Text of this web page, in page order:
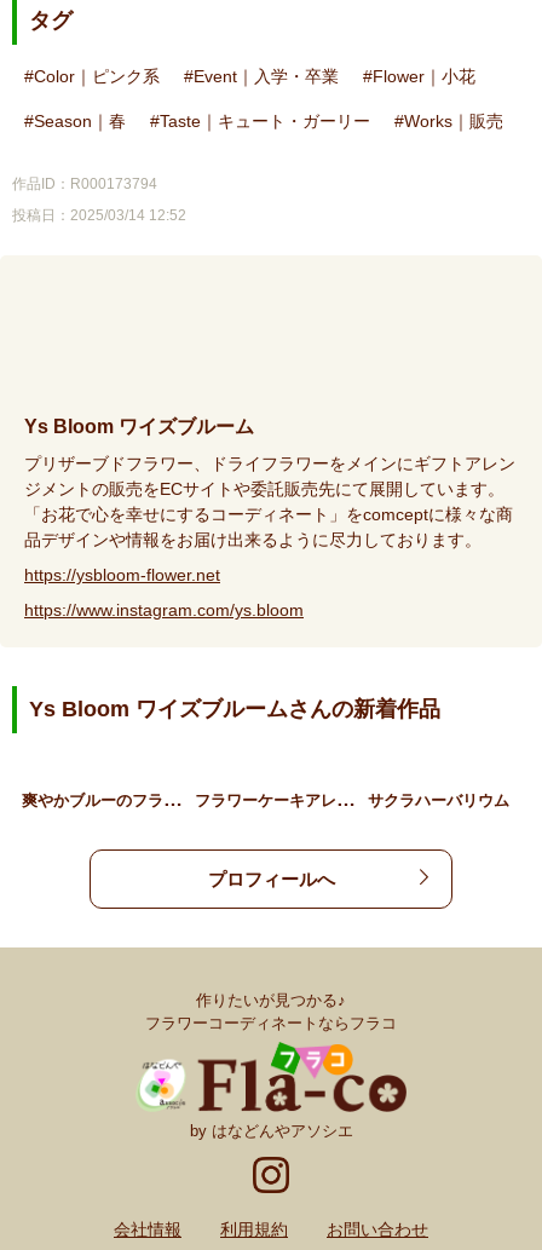
タグ
Color｜ピンク系 Event｜入学・卒業 Flower｜小花
Season｜春 Taste｜キュート・ガーリー Works｜販売
作品ID：R000173794
投稿日：2025/03/14 12:52
Ys Bloom ワイズブルーム
プリザーブドフラワー、ドライフラワーをメインにギフトアレン
ジメントの販売をECサイトや委託販売先にて展開しています。
「お花で心を幸せにするコーディネート」をcomceptに様々な商
品デザインや情報をお届け出来るように尽力しております。
https://ysbloom-flower.net
https://www.instagram.com/ys.bloom
Ys Bloom ワイズブルームさんの新着作品
爽
やかブルーのフラワーボッ… フ
ラワーケーキアレンジ サクラハーバリウム
プロフィールへ
作りたいが見つかる♪
フラワーコーディネートならフラコ
by はなどんやアソシエ
会社情報 利用規約 お問い合わせ